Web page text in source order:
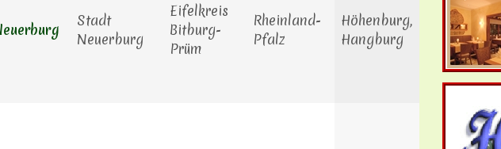
Stadt
Neuerburg
Eifelkreis
Bitburg-
Prüm
Rheinland-
Pfalz
Höhenburg,
Hangburg